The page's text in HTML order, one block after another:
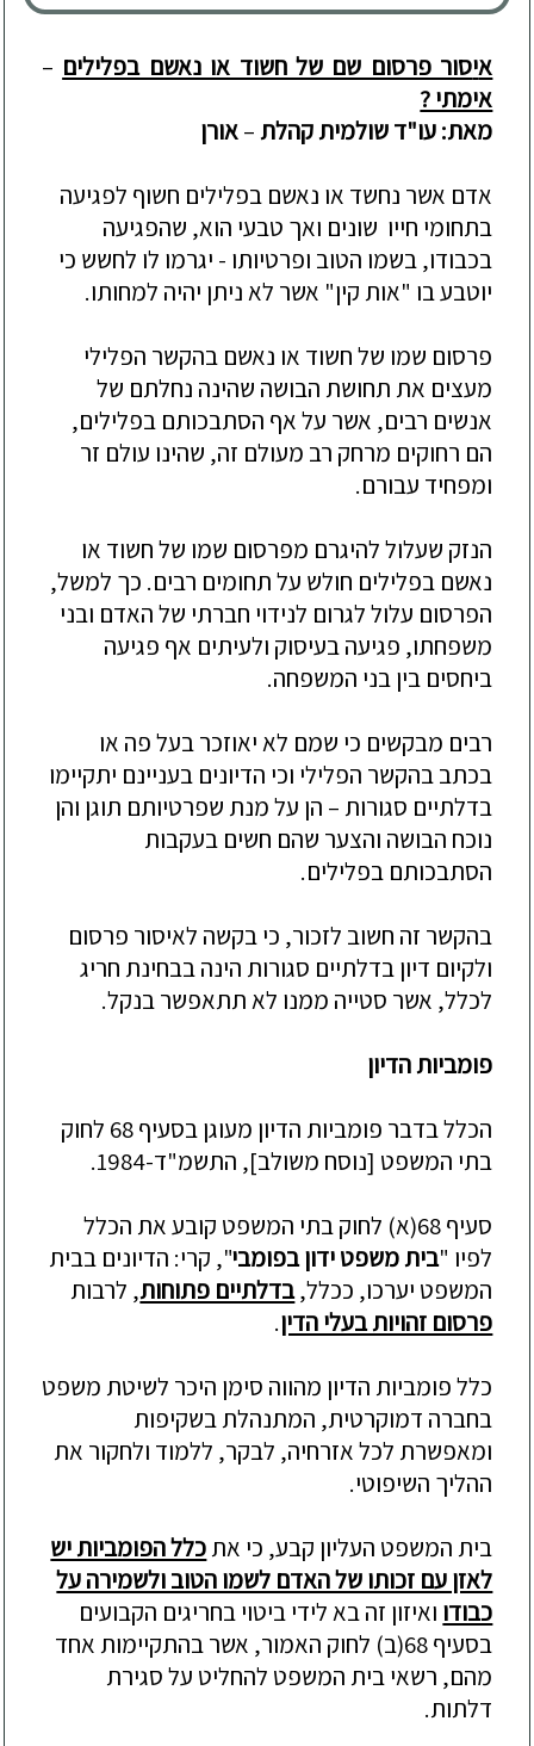
איסור פרסום שם של חשוד או נאשם בפלילים –
אימתי ?
מאת: עו"ד שולמית קהלת–אורן
אדם אשר נחשד או נאשם בפלילים חשוף לפגיעה
בתחומי חייו שונים ואך טבעי הוא, שהפגיעה
בכבודו, בשמו הטוב ופרטיותו - יגרמו לו לחשש כי
יוטבע בו "אות קין" אשר לא ניתן יהיה למחותו.
פרסום שמו של חשוד או נאשם בהקשר הפלילי
מעצים את תחושת הבושה שהינה נחלתם של
אנשים רבים, אשר על אף הסתבכותם בפלילים,
הם רחוקים מרחק רב מעולם זה, שהינו עולם זר
ומפחיד עבורם.
הנזק שעלול להיגרם מפרסום שמו של חשוד או
נאשם בפלילים חולש על תחומים רבים. כך למשל,
הפרסום עלול לגרום לנידוי חברתי שלהאדם ובני
משפחתו, פגיעה בעיסוק ולעיתים אף פגיעה
ביחסים בין בני המשפחה.
רבים מבקשים כי שמם לא יאוזכר בעל פה או
בכתב בהקשר הפלילי וכי הדיונים בעניינם יתקיימו
בדלתיים סגורות – הן על מנת שפרטיותם תוגן והן
נוכח הבושה והצער שהם חשים בעקבות
הסתבכותם בפלילים.
בהקשר זה חשוב לזכור, כי בקשה לאיסור פרסום
ולקיום דיון בדלתיים סגורות הינה בבחינת חריג
לכלל, אשר סטייה ממנו לא תתאפשר בנקל.
פומביות הדיון
הכלל בדבר פומביות הדיון מעוגן בסעיף 68 לחוק
בתי המשפט [נוסח משולב], התשמ"ד-1984.
סעיף 68(א) לחוק בתי המשפט קובע את הכ
לל
לפיו "בית משפט ידון בפומבי", קרי: הדיונים בבית
המשפט יערכו, ככלל,בדלתיים פתוחות, לרבות
פרסום זהויות בעלי הדין.
כלל פומביות הדיון מהווה סימן היכר לשיטת משפט
בחברה דמוקרטית, המתנהלת בשקיפות
ומאפשרת לכל אזרחיה, לבקר, ללמוד ולחקור את
ההליך השיפוטי.
בית המשפט העליון קבע, כי אתכלל הפומביות יש
לאזן עם זכותו של האדם לשמו הטוב ולשמירה על
כבודו ואיזון זה בא לידי ביטוי בחריגים הקבועים
בסעיף 68(ב) לחוק האמור, אשר בהתקיימות אחד
מהם, רשאי בית המשפט להחליט על סגירת
דלתות.